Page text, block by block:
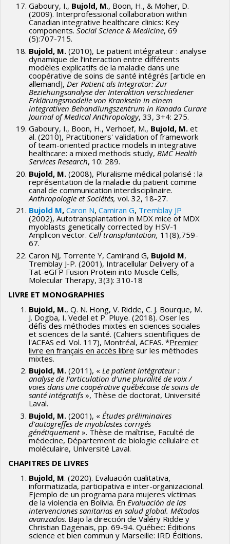
Gaboury, I., Bujold, M., Boon, H., & Moher, D.
(2009). Interprofessional collaboration within
Canadian integrative healthcare clinics: Key
components.Social Science & Medicine, 69
(5):707-715.
Bujold, M. (2010), Le patient intégrateur : analyse
dynamique de l’interaction entre différents
modèles explicatifs de la maladie dans une
coopérative de soins de santé intégrés [article en
allemand], Der Patient als Integrator: Zur
Beziehungsanalyse der Interaktion verschiedener
Erklärungsmodelle von Kranksein in einem
integrativen Behandlungszentrum in Kanada Curare
Journal of Medical Anthropology, 33, 3+4: 275.
Gaboury, I., Boon, H., Verhoef, M., Bujold, M. et
al. (2010), Practitioners' validation of framework
of team-oriented practice models in integrative
healthcare: a mixed methods study, BMC Health
Services Research, 10: 289.
Bujold, M. (2008), Pluralisme médical polarisé : la
représentation de la maladie du patient comme
canal de communication interdisciplinaire.
Anthropologie et Sociétés, vol. 32, 18-27.
Bujold M, Caron N, Camiran G, Tremblay JP
(2002), Autotransplantation in MDX mice of MDX
myoblasts genetically corrected by HSV-1
Amplicon vector. Cell transplantation, 11(8),759-
67.
Caron NJ, Torrente Y, Camirand G, Bujold M,
Tremblay J-P. (2001), Intracellular Delivery of a
Tat-eGFP Fusion Protein into Muscle Cells,
Molecular Therapy, 3(3): 310-18
LIVRE ET MONOGRAPHIES
Bujold, M., Q. N. Hong, V. Ridde, C. J. Bourque, M.
J. Dogba, I. Vedel et P. Pluye. (2018). Oser les
défis des méthodes mixtes en sciences sociales
et sciences de la santé. (Cahiers scientifiques de
l'ACFAS ed. Vol. 117), Montréal, ACFAS. *Premier
livre en français en accès libre sur les méthodes
mixtes.
Bujold, M. (2011), « Le patient intégrateur :
analyse de l’articulation d’une pluralité de voix /
voies dans une coopérative québécoise de soins de
santé intégratifs », Thèse de doctorat, Université
Laval.
Bujold, M. (2001), « Études préliminaires
d'autogreffes de myoblastes corrigés
génétiquement». Thèse de maîtrise, Faculté de
médecine, Département de biologie cellulaire et
moléculaire, Université Laval.
CHAPITRES DE LIVRES
Bujold, M. (2020). Evaluación cualitativa,
informatizada, participativa e inter-organizacional.
Ejemplo de un programa para mujeres víctimas
de la violencia en Bolivia. En Evaluación de las
intervenciones sanitarias en salud global. Métodos
avanzados. Bajo la dirección de Valéry Ridde y
Christian Dagenais, pp. 69-94. Québec: Éditions
science et bien commun y Marseille: IRD Éditions.